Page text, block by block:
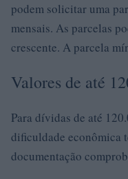
podem solicitar uma
mensais. As parcelas
crescente. A parcela
Valores de até
Para dívidas de até
dificuldade econômica
documentação